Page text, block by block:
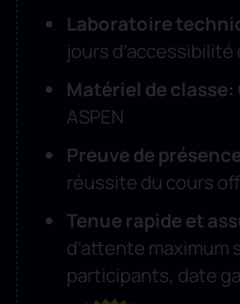
Laboratoire
jours d’accessibilité
Matériel de classe:
ASPEN
Preuve de
réussite du cours
Tenue rapide et
d’attente
participants, date